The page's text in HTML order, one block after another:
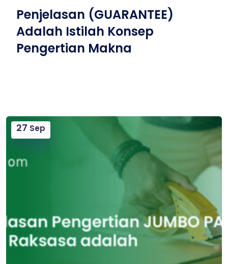
Penjelasan (GUARANTEE)
Adalah Istilah Konsep
Pengertian Makna
27 Sep